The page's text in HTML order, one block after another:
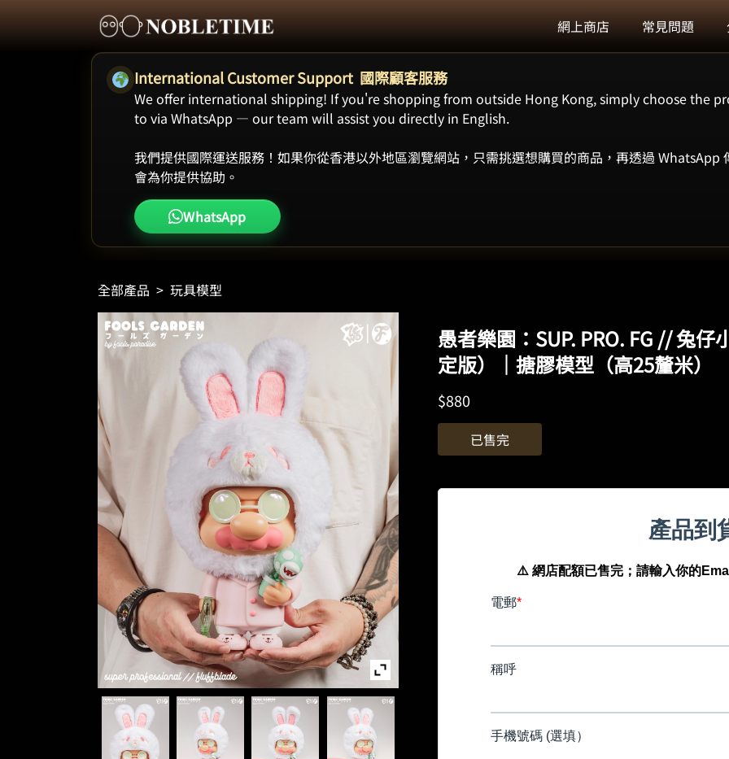
網上商店 常見問題
International Customer Support 國際顧客服務
We offer international shipping! If you're shopping from outside Hong Kong, simply choose the
to via WhatsApp — our team will assist you directly in English.
我們提供國際運送服務！如果你從香港以外地區瀏覽網站，只需挑選想購買的商品，再透過
會為你提供協助。
WhatsApp
全部產品 > 玩具模型
愚者樂園：SUP. PRO. FG // 兔
定版）｜搪膠模型（高25釐米）
$880
已售完